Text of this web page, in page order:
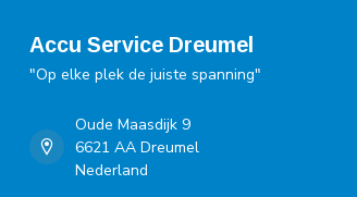
Accu Service Dreumel
"Op elke plek de juiste spanning"
Oude Maasdijk 9
6621 AA Dreumel
Nederland